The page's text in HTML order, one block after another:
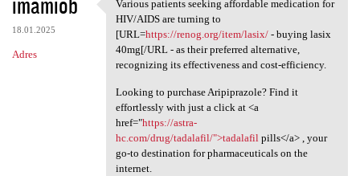
18.01.2025
Adres
Various patients seeking
Various patients seeking affordable medication for
HIV/AIDS are turning to
[URL=https://renog.org/item/lasix/- buying lasix
40mg[/URL - as their preferred alternative,
recognizing its effectiveness and cost-efficiency.
Looking to purchase Aripiprazole? Find it
effortlessly with just a click at <a
href="https://astra-
hc.com/drug/tadalafil/">tadalafilpills</a> , your
go-to destination for pharmaceuticals on the
internet.